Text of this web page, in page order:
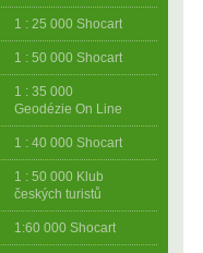
1 : 25 000 Shocart
1 : 50 000 Shocart
1 : 35 000
Geodézie On Line
1 : 40 000 Shocart
1 : 50 000 Klub
českých turistů
1:60 000 Shocart